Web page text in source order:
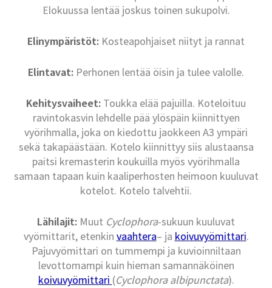
Elokuussa lentää joskus toinen sukupolvi.
Elinympäristöt: Kosteapohjaiset niityt ja rannat
Elintavat: Perhonen lentää öisin ja tulee valolle.
Kehitysvaiheet: Toukka elää pajuilla. Koteloituu
ravintokasvin lehdelle pää ylöspäin kiinnittyen
vyörihmalla, joka on kiedottu jaokkeen A3 ympäri
sekä takapäästään. Kotelo kiinnittyy siis alustaansa
paitsi kremasterin koukuilla myös vyörihmalla
samaan tapaan kuin kaaliperhosten heimoon kuuluvat
kotelot. Kotelo talvehtii.
Lähilajit: Muut Cyclophora-sukuun kuuluvat
vyömittarit, etenkin vaahtera– ja koivuvyömittari.
Pajuvyömittari on tummempi ja kuvioinniltaan
levottomampi kuin hieman samannäköinen
koivuvyömittari (Cyclophora albipunctata).